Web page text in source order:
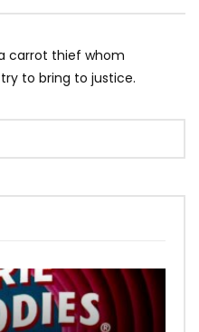
carrot thief whom
try to bring to justice.